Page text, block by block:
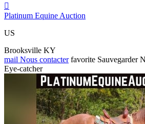

Platinum Equine Auction
US
Brooksville KY
mail Nous contacter favorite Sauvegarder
Eye-catcher